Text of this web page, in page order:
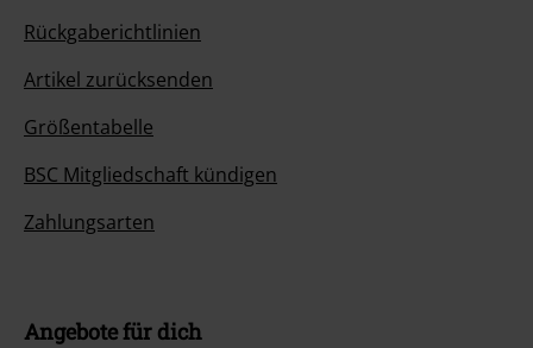
Rückgaberichtlinien
Artikel zurücksenden
Größentabelle
BSC Mitgliedschaft kündigen
Zahlungsarten
Angebote für dich